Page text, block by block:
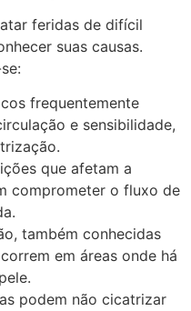
feridas de difícil
suas causas.
frequentemente
e sensibilidade,
que afetam a
comprometer o fluxo de
também conhecidas
em áreas onde há
podem não cicatrizar